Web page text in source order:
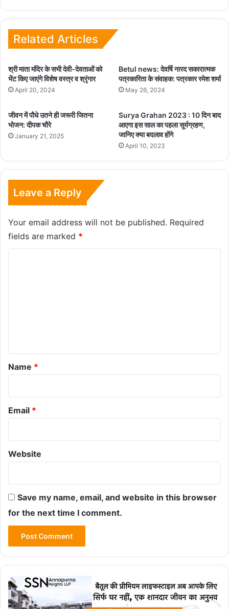
Related Articles
श्री माता मंदिर के सभी देवी-देवताओं को
भेंट किए जाएंगे विशेष वस्त्र व श्रृंगार
April 20, 2024
Betul news: देवर्षि नारद सकारात्मक
पत्रकारिता के संवाहक: पत्रकार रमेश शर्मा
May 26, 2024
जीवन में पौधे उतने ही जरूरी जितना
भोजन: दीपक चौरे
January 21, 2025
Surya Grahan 2023 : 10 दिन बाद
आएगा इस साल का पहला सूर्यग्रहण,
जानिए क्या बदलाव होंगे
April 10, 2023
Leave a Reply
Your email address will not be published. Required
fields are marked *
*
Name *
Email *
Website
Save my name, email, and website in this browser
for the next time I comment.